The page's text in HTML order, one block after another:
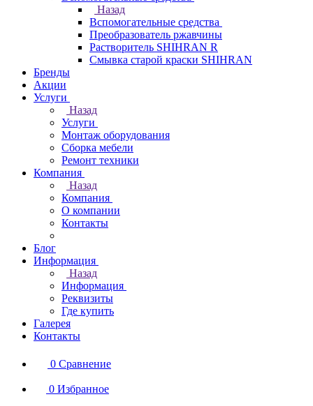
Назад
Вспомогательные средства
Преобразователь ржавчины
Растворитель SHIHRAN R
Смывка старой краски SHIHRAN
Бренды
Акции
Услуги
Назад
Услуги
Монтаж оборудования
Сборка мебели
Ремонт техники
Компания
Назад
Компания
О компании
Контакты
Блог
Информация
Назад
Информация
Реквизиты
Где купить
Галерея
Контакты
0 Сравнение
0 Избранное